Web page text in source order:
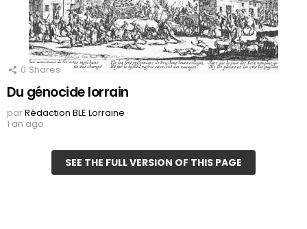
0 Shares
Du génocide lorrain
parRédaction BLE Lorraine
1 an ago
SEE THE FULL VERSION OF THIS PAGE